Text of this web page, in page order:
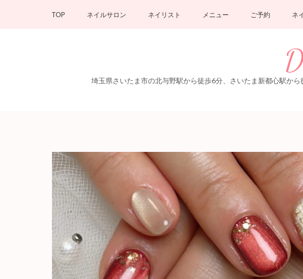
TOP ネイルサロン ネイリスト メニュー ご予約 ネ
埼玉県さいたま市の北与野駅から徒歩6分、さいたま新都心駅か